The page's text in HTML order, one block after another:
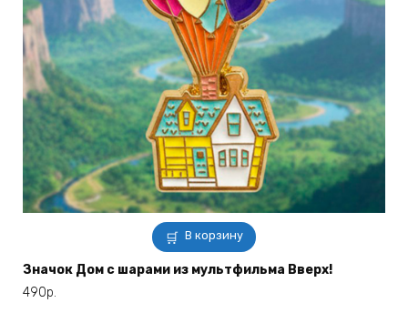
В корзину
Значок Дом с шарами из мультфильма Вверх!
490р.